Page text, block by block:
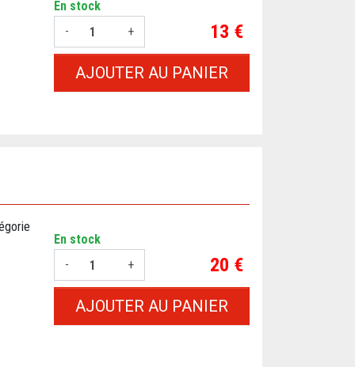
En stock
-
+ Prix
13 €
AJOUTER AU PANIER
En stock
-
+ Prix
20 €
AJOUTER AU PANIER